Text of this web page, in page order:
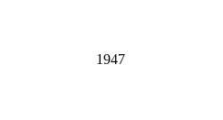
1947